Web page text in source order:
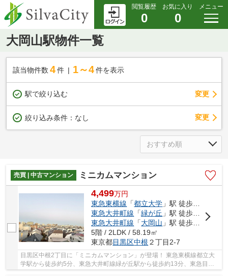
閲覧履歴
0
お気に入り
0
メニュー
大岡山駅物件一覧
該当物件数 4件 1～4 件を表示
駅で絞り込む 変更
絞り込み条件： なし 変更
売買 | 中古マンション ミニカムマンション
4,499万円
東急東横線 「都立大学 」駅 徒歩5分
東急大井町線 「緑が丘 」駅 徒歩13分
東急大井町線 「大岡山 」駅 徒歩17分
5階 / 2LDK / 58.19㎡
東京都目黒区中根 ２丁目2-7
目黒区中根2丁目に「ミニカムマンション」が登場！ 東急東横線都立大
学駅から徒歩約5分、東急大井町線緑が丘駅から徒歩約13分、東急目黒